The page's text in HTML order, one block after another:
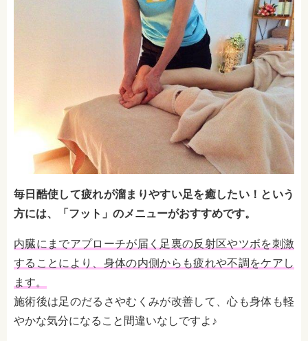
毎日酷使して疲れが溜まりやすい足を癒したい！という
方には、「フット」のメニューがおすすめです。
内臓にまでアプローチが届く足裏の反射区やツボを刺激
することにより、身体の内側からも疲れや不調をケアし
ます。
施術後は足のだるさやむくみが改善して、心も身体も軽
やかな気分になること間違いなしですよ♪